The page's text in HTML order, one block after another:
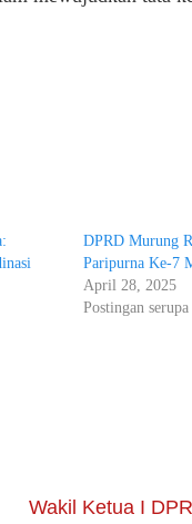
DPRD Murung
Paripurna Ke-7
April 28, 2025
Postingan serupa
Wakil Ketua I